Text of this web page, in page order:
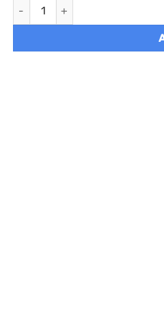
Tocador blanco moderno con